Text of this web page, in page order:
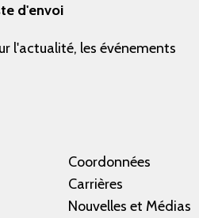
d'envoi
l'actualité, les événements
Coordonnées
Carrières
Nouvelles et Médias